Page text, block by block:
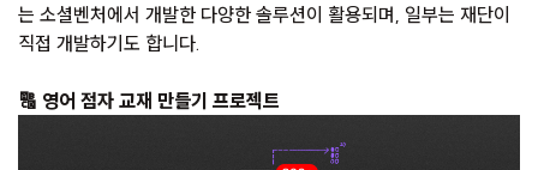
는 소셜벤처에서 개발한 다양한 솔루션이 활용되며, 일부는 재단이
직접 개발하기도 합니다.
🔠 영어 점자 교재 만들기 프로젝트